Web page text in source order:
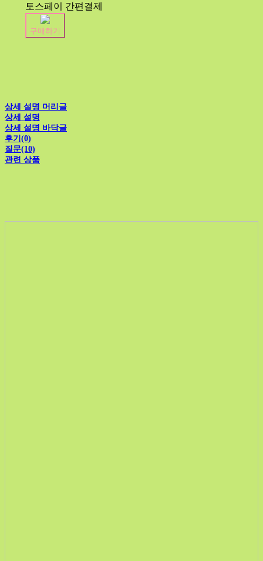
토스페이 간편결제
구매하기
상세 설명 머리글
상세 설명
상세 설명 바닥글
후기(0)
질문(10)
관련 상품